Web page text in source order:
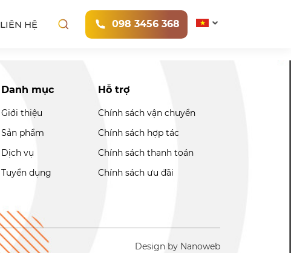
LIÊN HỆ 098 3456 368
Danh mục
Giới thiệu
Sản phẩm
Dịch vụ
Tuyển dụng
Hỗ trợ
Chính sách vận chuyển
Chính sách hợp tác
Chính sách thanh toán
Chính sách ưu đãi
Design by Nanoweb